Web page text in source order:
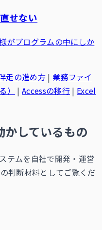
せない
がプログラムの中にしか
走の進め方 | 業務ファイ
）
| Accessの移行 | Excel
かしているもの
テムを自社で開発・運営
判断材料としてご覧くだ